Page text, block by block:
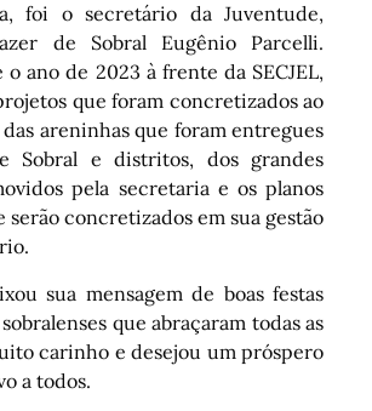
foi o secretário da Juventude,
de Sobral Eugênio Parcelli.
o ano de 2023 à frente da SECJEL,
que foram concretizados ao
areninhas que foram entregues
Sobral e distritos, dos grandes
pela secretaria e os planos
serão concretizados em sua gestão
sua mensagem de boas festas
que abraçaram todas as
carinho e desejou um próspero
a todos.